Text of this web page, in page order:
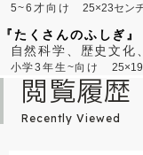
5~6才向け25×23セン
『たくさんのふしぎ』
自然科学、歴史文化
小学3年生~向け
閲覧履歴
Recently Viewed